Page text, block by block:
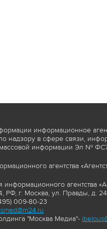
информационное
надзору в сфере связи,
массовой информации Эл №
агентства
агентства
РФ, г. Москва, ул. Правды, д.
009-80-23
"Москва Медиа"-